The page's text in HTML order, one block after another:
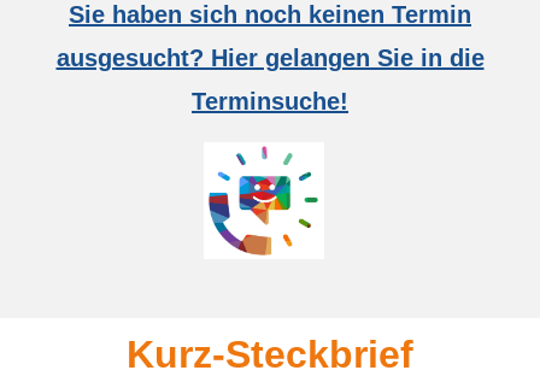
Sie haben sich noch keinen Termin
ausgesucht? Hier gelangen Sie in die
Terminsuche!
Kurz-Steckbrief